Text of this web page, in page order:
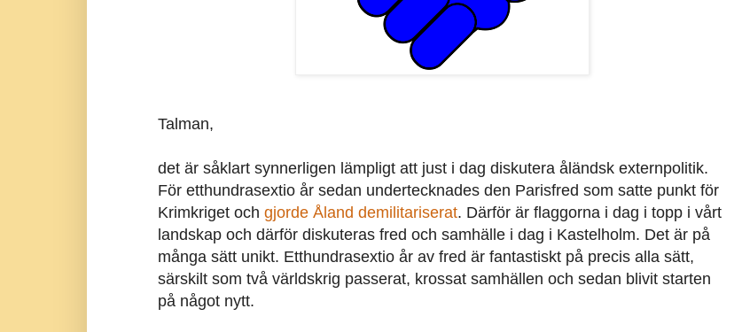
Talman,
det är såklart synnerligen lämpligt att just i dag diskutera åländsk externpolitik.
För etthundrasextio år sedan undertecknades den Parisfred som satte punkt för
Krimkriget och gjorde Åland demilitariserat. Därför är flaggorna i dag i topp i vårt
landskap och därför diskuteras fred och samhälle i dag i Kastelholm. Det är på
många sätt unikt. Etthundrasextio år av fred är fantastiskt på precis alla sätt,
särskilt som två världskrig passerat, krossat samhällen och sedan blivit starten
på något nytt.